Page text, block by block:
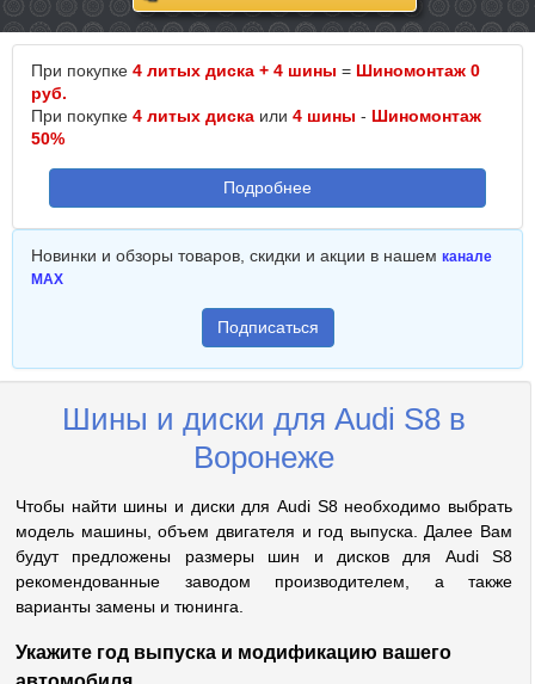
При покупке 4 литых диска + 4 шины = Шиномонтаж 0
руб.
При покупке 4 литых диска или 4 шины - Шиномонтаж
50%
Подробнее
Новинки и обзоры товаров, скидки и акции в нашем канале
MAX
Подписаться
Шины и диски для Audi S8 в
Воронеже
Чтобы найти шины и диски для Audi S8 необходимо выбрать
модель машины, объем двигателя и год выпуска. Далее Вам
будут предложены размеры шин и дисков для Audi S8
рекомендованные заводом производителем, а также
варианты замены и тюнинга.
Укажите год выпуска и модификацию вашего